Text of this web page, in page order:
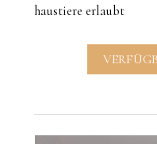
haustiere erlaubt